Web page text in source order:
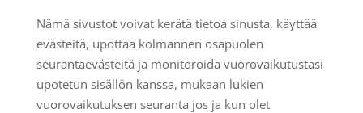
Nämä sivustot voivat kerätä tietoa sinusta, käyttää
evästeitä, upottaa kolmannen osapuolen
seurantaevästeitä ja monitoroida vuorovaikutustasi
upotetun sisällön kanssa, mukaan lukien
vuorovaikutuksen seuranta jos ja kun olet